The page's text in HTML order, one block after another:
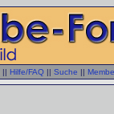
|| Hilfe/FAQ || Suche ||